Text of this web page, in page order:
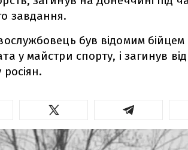
завдання.
був відомим
у майстри спорту, і загинув
росіян.